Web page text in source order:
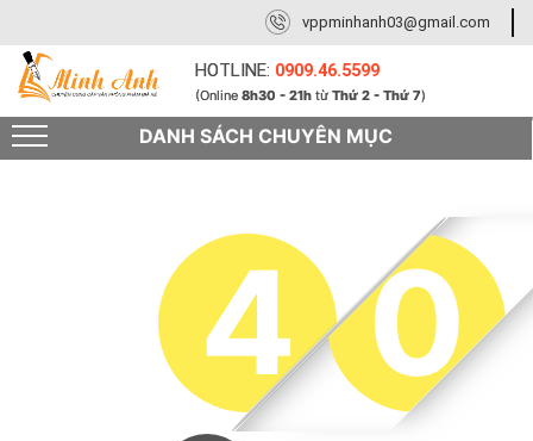
DANH SÁCH CHUYÊN MỤC
vppminhanh03@gmail.com
HOTLINE: 0909.46.5599
(Online8h30 - 21h từThứ 2 - Thứ 7)
4 0